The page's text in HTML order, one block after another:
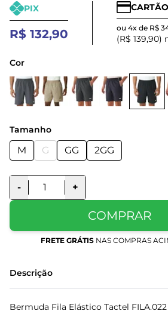
PIX
R$ 132,90
CARTÃO
ou 4x de R$
(R$ 139,90)
Cor
Tamanho
M G GG 2GG
- +
COMPRAR
FRETE GRÁTISNAS COMPRAS
Descrição
Bermuda Fila Elástico Tactel FILA.022